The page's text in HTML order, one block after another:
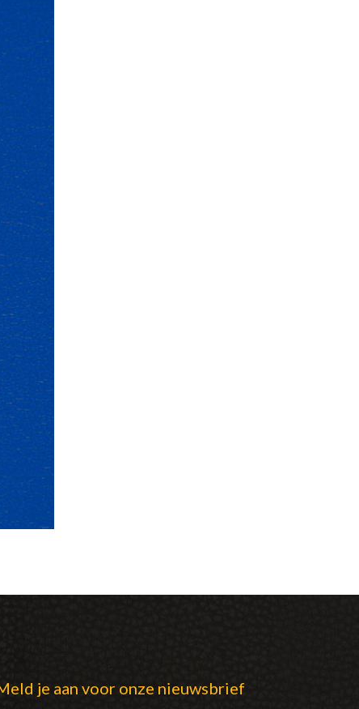
je aan voor onze nieuwsbrief